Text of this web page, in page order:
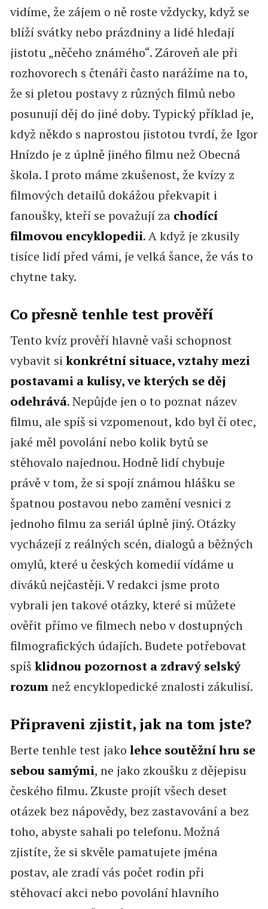
vidíme, že zájem o ně roste vždycky, když se
blíží svátky nebo prázdniny a lidé hledají
jistotu „něčeho známého“. Zároveň ale při
rozhovorech s čtenáři často narážíme na to,
že si pletou postavy z různých filmů nebo
posunují děj do jiné doby. Typický příklad je,
když někdo s naprostou jistotou tvrdí, že Igor
Hnízdo je z úplně jiného filmu než Obecná
škola. I proto máme zkušenost, že kvízy z
filmových detailů dokážou překvapit i
fanoušky, kteří se považují za chodící
filmovou encyklopedii. A když je zkusily
tisíce lidí před vámi, je velká šance, že vás to
chytne taky.
Co přesně tenhle test prověří
Tento kvíz prověří hlavně vaši schopnost
vybavit si konkrétní situace, vztahy mezi
postavami a kulisy, ve kterých se děj
odehrává. Nepůjde jen o to poznat název
filmu, ale spíš si vzpomenout, kdo byl čí otec,
jaké měl povolání nebo kolik bytů se
stěhovalo najednou. Hodně lidí chybuje
právě v tom, že si spojí známou hlášku se
špatnou postavou nebo zamění vesnici z
jednoho filmu za seriál úplně jiný. Otázky
vycházejí z reálných scén, dialogů a běžných
omylů, které u českých komedií vídáme u
diváků nejčastěji. V redakci jsme proto
vybrali jen takové otázky, které si můžete
ověřit přímo ve filmech nebo v dostupných
filmografických údajích. Budete potřebovat
spíš klidnou pozornost a zdravý selský
rozumnež encyklopedické znalosti zákulisí.
Připraveni zjistit, jak na tom jste?
Berte tenhle test jako lehce soutěžní hru se
sebou samými, ne jako zkoušku z dějepisu
českého filmu. Zkuste projít všech deset
otázek bez nápovědy, bez zastavování a bez
toho, abyste sahali po telefonu. Možná
zjistíte, že si skvěle pamatujete jména
postav, ale zradí vás počet rodin při
stěhovací akci nebo povolání hlavního